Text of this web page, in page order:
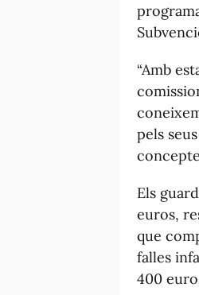
“Amb
pels
Els
euros,
que
falles
400